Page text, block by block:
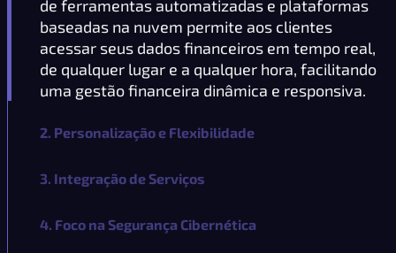
de ferramentas automatizadas e plataformas
baseadas na nuvem permite aos clientes
acessar seus dados financeiros em tempo real,
de qualquer lugar e a qualquer hora, facilitando
uma gestão financeira dinâmica e responsiva.
2. Personalização e Flexibilidade
3. Integração de Serviços
4. Foco na Segurança Cibernética